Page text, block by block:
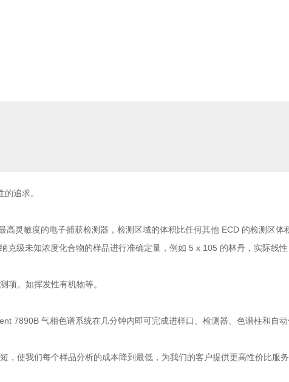
追求。
灵敏度的电子捕获检测器，检测区域的体积比任何其他 ECD 的检测区
级未知浓度化合物的样品进行准确定量，例如 5 x 105 的林丹，实际线
项。如挥发性有机物等。
7890B 气相色谱系统在几分钟内即可完成进样口、检测器、色谱柱和自
使我们每个样品分析的成本降到最低，为我们的客户提供更高性价比服务